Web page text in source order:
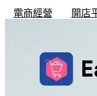
電商經營
開店